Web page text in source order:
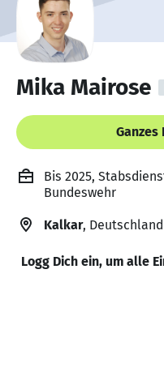
Mika Mairose
Bis 2025,
Bundeswehr
Kalkar, Deutschland
Logg Dich ein, um alle